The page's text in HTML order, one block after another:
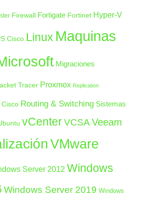
Firewall Fortigate Fortinet Hyper-V
Cisco Linux Maquinas
Migraciones
Tracer Proxmox Replication
Routing & Switching Sistemas
vCenter VCSA Veeam
VMware
Server 2012 Windows
Windows Server 2019 Windows